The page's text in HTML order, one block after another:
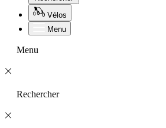
Vélos
Menu
Menu
Rechercher